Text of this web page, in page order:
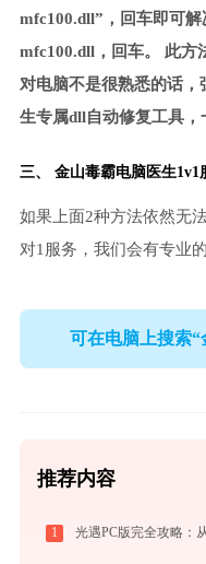
mfc100.dll”，回车即可
mfc100.dll，回车。 此方
对电脑不是很熟悉的话
生专属dll自动修复工具，
三、 金山毒霸电脑医生1v1
如果上面2种方法依然无
对1服务，我们会有专业
可在电脑上搜索
推荐内容
1